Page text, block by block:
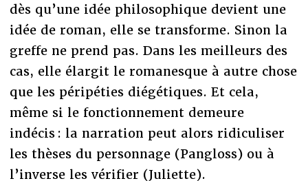
dès qu’une idée philosophique devient une
idée de roman, elle se transforme. Sinon la
greffe ne prend pas. Dans les meilleurs des
cas, elle élargit le romanesque à autre chose
que les péripéties diégétiques. Et cela,
même si le fonctionnement demeure
indécis : la narration peut alors ridiculiser
les thèses du personnage (Pangloss) ou à
l’inverse les vérifier (Juliette).